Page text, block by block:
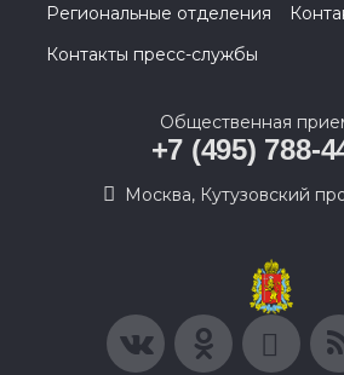
Региональные отделения
Контакты пресс-службы
Общественная
+7 (495) 788-
Москва, Кутузовский